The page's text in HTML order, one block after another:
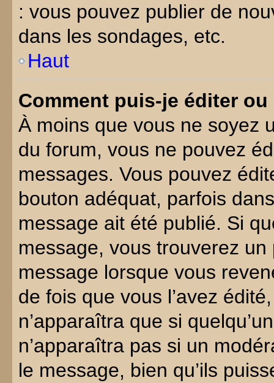
: vous pouvez publier de
dans les sondages, etc.
Haut
Comment puis-je éditer
À moins que vous ne soyez
du forum, vous ne pouvez
messages. Vous pouvez
bouton adéquat, parfois
message ait été publié. Si
message, vous trouverez
message lorsque vous
de fois que vous l’avez
n’apparaîtra que si
n’apparaîtra pas si un
le message, bien qu’ils